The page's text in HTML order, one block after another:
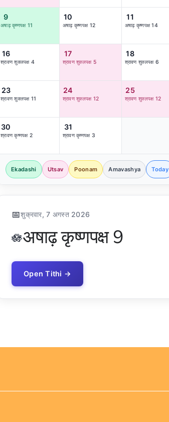
9
अषाढ़ कृष्णपक्ष 11
10
अषाढ़ कृष्णपक्ष 12
11
अषाढ़ कृष्णपक्ष 14
16
श्रावण शुक्लपक्ष 4
17
श्रावण शुक्लपक्ष 5
18
श्रावण शुक्लपक्ष 6
23
श्रावण शुक्लपक्ष 11
24
श्रावण शुक्लपक्ष 12
25
श्रावण शुक्लपक्ष 12
30
श्रावण कृष्णपक्ष 2
31
श्रावण कृष्णपक्ष 3
Ekadashi Utsav Poonam Amavashya Today
📅शुक्रवार, 7 अगस्त 2026
🪷अषाढ़ कृष्णपक्ष 9
Open Tithi →